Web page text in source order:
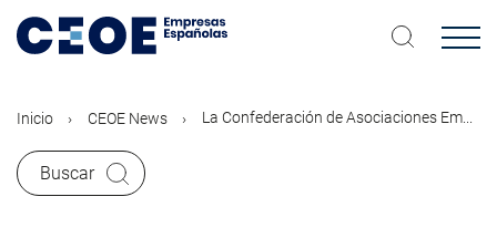
contenido
Inicio CEOE News La Confederación de Asociaciones Em...
Buscar